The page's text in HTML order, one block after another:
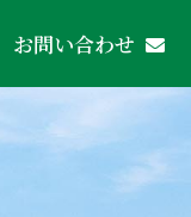
お問い合わせ